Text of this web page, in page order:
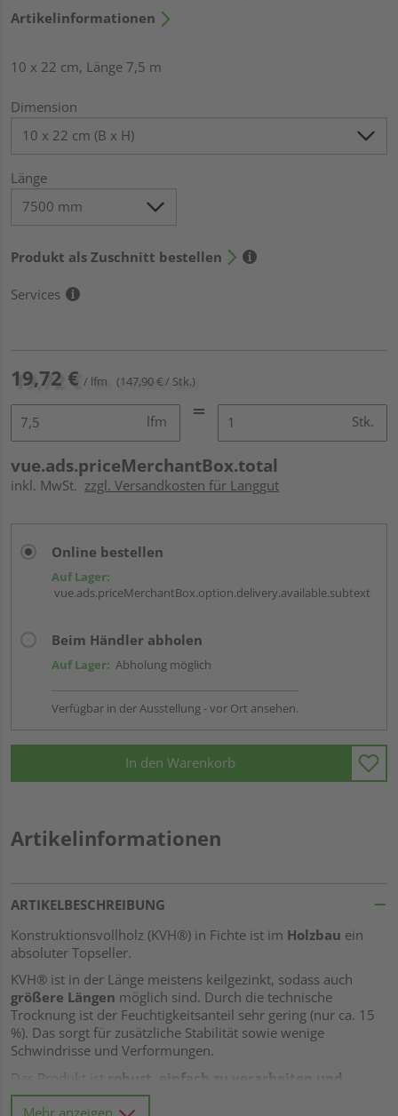
Artikelinformationen
10 x 22 cm, Länge 7,5 m
Dimension
Länge
Produkt als Zuschnitt bestellen
Services
19,72 € / lfm (147,90 € / Stk.)
lfm Stk.
vue.ads.priceMerchantBox.total
inkl. MwSt. zzgl. Versandkosten für Langgut
Online bestellen
Auf Lager:
vue.ads.priceMerchantBox.option.delivery.available.subtext
Beim Händler abholen
Auf Lager: Abholung möglich
Verfügbar in der Ausstellung - vor Ort ansehen.
In den Warenkorb
Artikelinformationen
ARTIKELBESCHREIBUNG
Konstruktionsvollholz (KVH®) in Fichte ist im Holzbau ein
absoluter Topseller.
KVH® ist in der Länge meistens keilgezinkt, sodass auch
größere Längen möglich sind. Durch die technische
Trocknung ist der Feuchtigkeitsanteil sehr gering (nur ca. 15
%). Das sorgt für zusätzliche Stabilität sowie wenige
Schwindrisse und Verformungen.
Das Produkt ist
robust, einfach zu verarbeiten und
langlebig. Es eignet sich beispielsweise hervorragend beim